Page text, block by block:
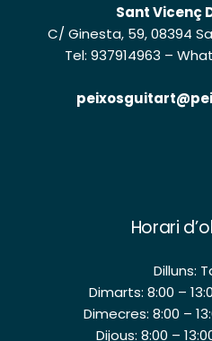
Sant Vicenç
C/ Ginesta, 59, 08394
Tel: 937914963 –
Horari
Dilluns:
Dimarts: 8:00 –
Dimecres: 8:00 –
Dijous: 8:00 –